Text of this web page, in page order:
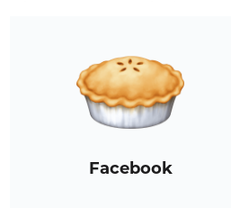
Facebook